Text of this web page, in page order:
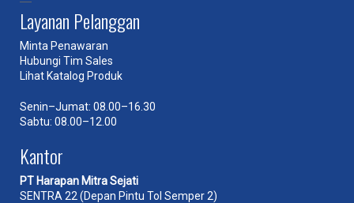
Layanan Pelanggan
Minta Penawaran
Hubungi Tim Sales
Lihat Katalog Produk
Senin–Jumat: 08.00–16.30
Sabtu: 08.00–12.00
Kantor
PT Harapan Mitra Sejati
SENTRA 22 (Depan Pintu Tol Semper 2)